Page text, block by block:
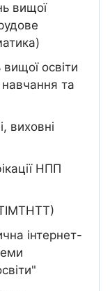
вищої
освіти
та
виховні
НПП
інтернет-